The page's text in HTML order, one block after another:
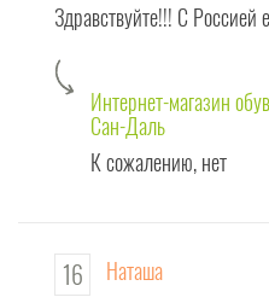
Здравствуйте!!! С Россией
Интернет-магазин
Сан-Даль
К сожалению, нет
16 Наташа